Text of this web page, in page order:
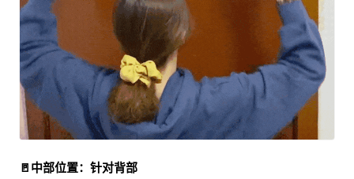
🚪中部位置：针对背部